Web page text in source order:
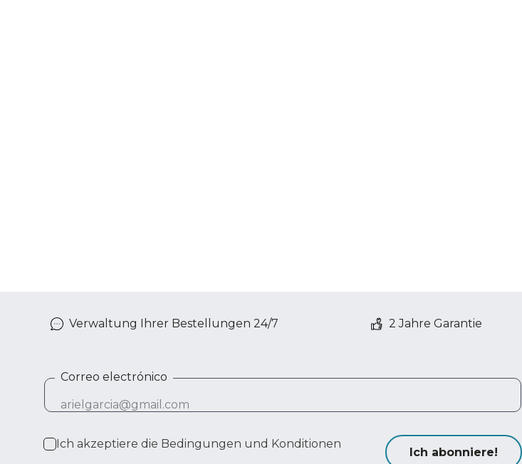
Verwaltung Ihrer Bestellungen 24/7 2 Jahre Garantie
Correo electrónico
Ich akzeptiere die Bedingungen und Konditionen
Ich abonniere!